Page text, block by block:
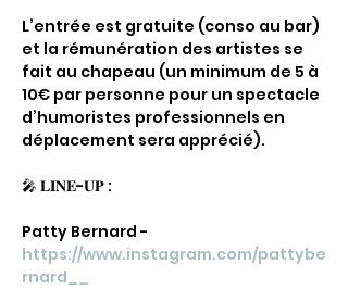
L’entrée est gratuite (conso au bar)
et la rémunération des artistes se
fait au chapeau (un minimum de 5 à
10€ par personne pour un spectacle
d’humoristes professionnels en
déplacement sera apprécié).
🎤 𝐋𝐈𝐍𝐄-𝐔𝐏 :
Patty Bernard -
https://www.instagram.com/pattybe
rnard__